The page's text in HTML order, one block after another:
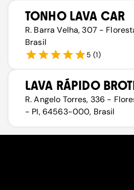
TONHO LAVA CAR
R. Barra Velha, 307 -
Brasil
5 (1)
LAVA RÁPIDO
R. Angelo Torres, 336 -
- PI, 64563-000, Brasil